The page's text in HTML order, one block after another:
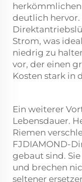
deutlich hervor.
Strom, was
niedrig zu
vor, der einen
Kosten stark in
Ein weiterer
Lebensdauer.
Riemen
FJDIAMOND-
gebaut sind.
und brechen
seltener